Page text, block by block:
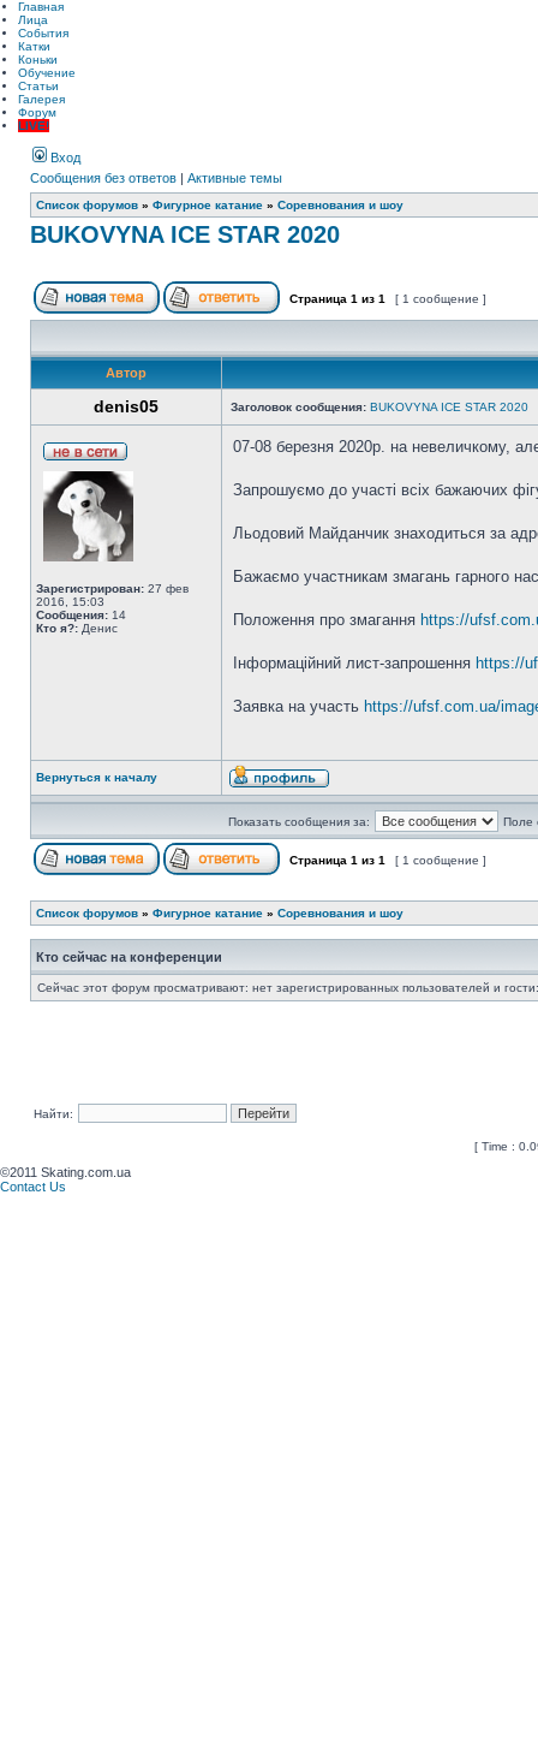
Главная
Лица
События
Катки
Коньки
Обучение
Статьи
Галерея
Форум
LIVE!
Вход
Сообщения без ответов | Активные темы
Список форумов » Фигурное катание » Соревнования и шоу
BUKOVYNA ICE STAR 2020
Страница 1 из 1 [ 1 сообщение ]
Автор
denis05 Заголовок сообщения: BUKOVYNA ICE STAR 2020
Зарегистрирован: 27 фев
2016, 15:03
Сообщения: 14
Кто я?: Денис
07-08 березня 2020р. на невеличкому,
Запрошуємо до участі всіх бажаючих
Льодовий Майданчик знаходиться за
Бажаємо участникам змагань гарного
Положення про змагання https://
Інформаційний лист-запрошення https://
Заявка на участь https://ufsf.com.ua/
Вернуться к началу
Показать сообщения за: Поле
Страница 1 из 1 [ 1 сообщение ]
Список форумов » Фигурное катание » Соревнования и шоу
Кто сейчас на конференции
Сейчас этот форум просматривают: нет зарегистрированных пользователей и
Найти:
[ Time :
©2011 Skating.com.ua
Contact Us